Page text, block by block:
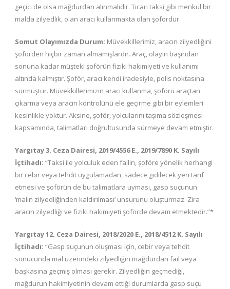
geçici de olsa mağdurdan alınmalıdır. Ticari taksi gibi menkul bir
malda zilyedlik, o an aracı kullanmakta olan şofördür.
Somut Olayımızda Durum: Müvekkillerimiz, aracın zilyedliğini
şoförden hiçbir zaman almamışlardır. Araç, olayın başından
sonuna kadar müşteki şoförün fiziki hakimiyeti ve kullanımı
altında kalmıştır. Şoför, aracı kendi iradesiyle, polis noktasına
sürmüştür. Müvekkillerimizin aracı kullanma, şoförü araçtan
çıkarma veya aracın kontrolünü ele geçirme gibi bir eylemleri
kesinlikle yoktur. Aksine, şoför, yolcularını taşıma sözleşmesi
kapsamında, talimatları doğrultusunda sürmeye devam etmiştir.
Yargıtay 3. Ceza Dairesi, 2019/4556 E., 2019/7890 K. Sayılı
İçtihadı: “Taksi ile yolculuk eden failin, şoföre yönelik herhangi
bir cebir veya tehdit uygulamadan, sadece gidilecek yeri tarif
etmesi ve şoförün de bu talimatlara uyması, gasp suçunun
‘malın zilyedliğinden kaldırılması’ unsurunu oluşturmaz. Zira
aracın zilyedliği ve fiziki hakimiyeti şoförde devam etmektedir.”*
Yargıtay 12. Ceza Dairesi, 2018/2020 E., 2018/4512 K. Sayılı
İçtihadı: “Gasp suçunun oluşması için, cebir veya tehdit
sonucunda mal üzerindeki zilyedliğin mağdurdan fail veya
başkasına geçmiş olması gerekir. Zilyedliğin geçmediği,
mağdurun hakimiyetinin devam ettiği durumlarda gasp suçu